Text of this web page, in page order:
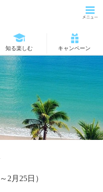
知る楽しむ キャンペーン
2月25日）